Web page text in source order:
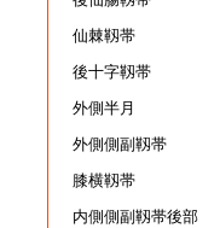
仙棘靱帯
後十字靱帯
外側半月
外側側副靱帯
膝横靱帯
内側側副靱帯後部